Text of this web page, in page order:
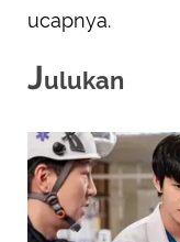
ucapnya.
Julukan